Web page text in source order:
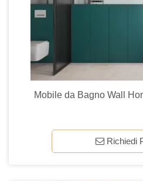
Mobile da Bagno Wall
Richiedi